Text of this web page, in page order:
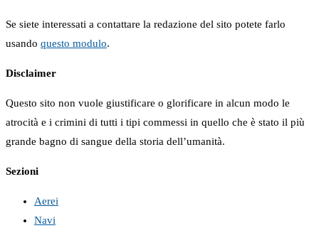
Se siete interessati a contattare la redazione del sito potete farlo
usando questo modulo.
Disclaimer
Questo sito non vuole giustificare o glorificare in alcun modo le
atrocità e i crimini di tutti i tipi commessi in quello che è stato il più
grande bagno di sangue della storia dell’umanità.
Sezioni
Aerei
Navi